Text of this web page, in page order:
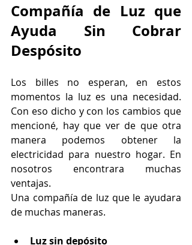
Compañía de Luz que
Ayuda Sin Cobrar
Despósito
Los billes no esperan, en estos
momentos la luz es una necesidad.
Con eso dicho y con los cambios que
mencioné, hay que ver de que otra
manera podemos obtener la
electricidad para nuestro hogar. En
nosotros encontrara muchas
ventajas.
Una compañía de luz que le ayudara
de muchas maneras.
Luz sin depósito